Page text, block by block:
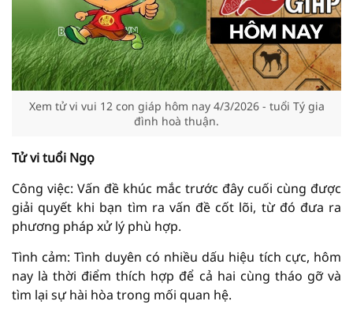
Xem tử vi vui 12 con giáp hôm nay 4/3/2026 - tuổi Tý gia
đình hoà thuận.
Tử vi tuổi Ngọ
Công việc: Vấn đề khúc mắc trước đây cuối cùng được
giải quyết khi bạn tìm ra vấn đề cốt lõi, từ đó đưa ra
phương pháp xử lý phù hợp.
Tình cảm: Tình duyên có nhiều dấu hiệu tích cực, hôm
nay là thời điểm thích hợp để cả hai cùng tháo gỡ và
tìm lại sự hài hòa trong mối quan hệ.